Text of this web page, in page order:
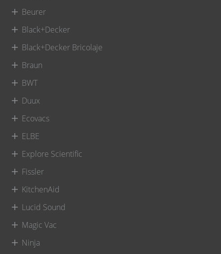
Beurer
Black+Decker
Black+Decker Bricolaje
Braun
BWT
Duux
Ecovacs
ELBE
Explore Scientific
Fissler
KitchenAid
Lucid Sound
Magic Vac
Ninja